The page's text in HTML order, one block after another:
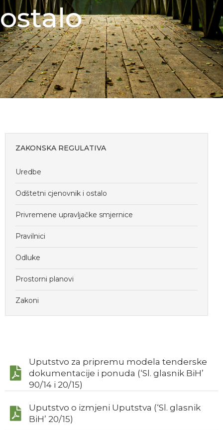
ostalo
ZAKONSKA REGULATIVA
Uredbe
Odštetni cjenovnik i ostalo
Privremene upravljačke smjernice
Pravilnici
Odluke
Prostorni planovi
Zakoni
Uputstvo za pripremu modela tenderske
dokumentacije i ponuda (‘Sl. glasnik BiH’
90/14 i 20/15)
Uputstvo o izmjeni Uputstva (‘Sl. glasnik
BiH’ 20/15)